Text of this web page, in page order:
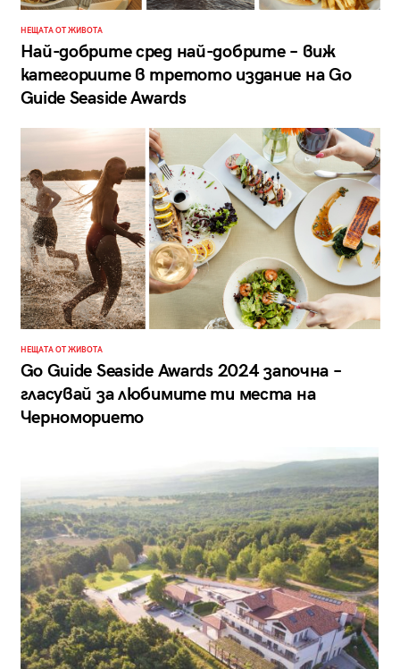
НЕЩАТА ОТ ЖИВОТА
Най-добрите сред най-добрите – виж
категориите в третото издание на Go
Guide Seaside Awards
НЕЩАТА ОТ ЖИВОТА
Go Guide Seaside Awards 2024 започна –
гласувай за любимите ти места на
Черноморието